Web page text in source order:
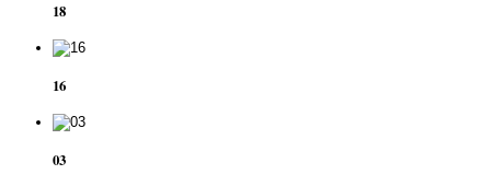
18
16
03